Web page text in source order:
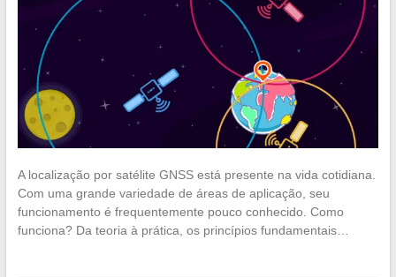
A localização por satélite GNSS está presente na vida cotidiana.
Com uma grande variedade de áreas de aplicação, seu
funcionamento é frequentemente pouco conhecido. Como
funciona? Da teoria à prática, os princípios fundamentais…